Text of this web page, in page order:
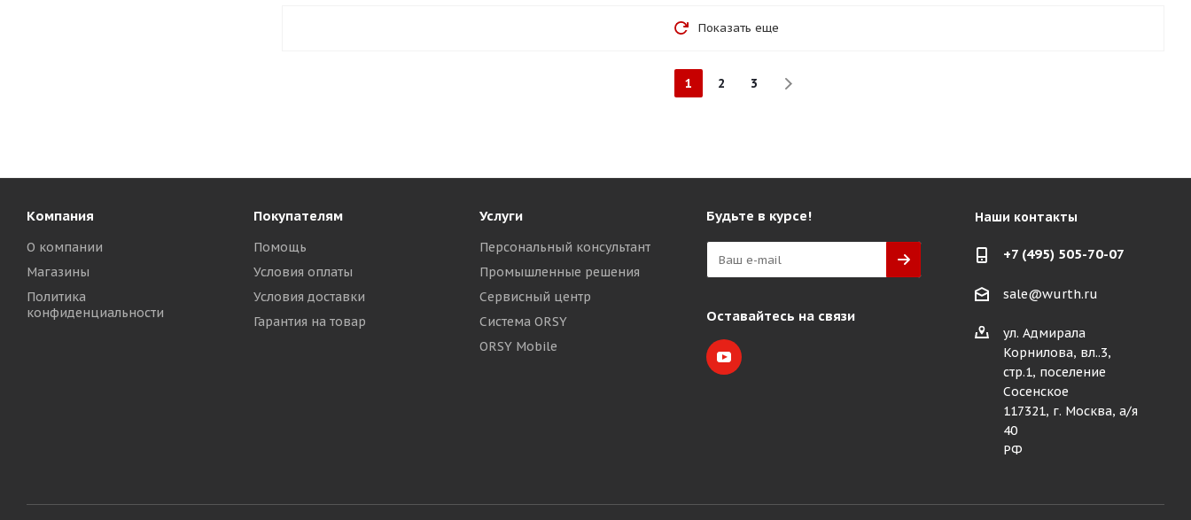
Показать еще
1 2 3
Компания
О компании
Магазины
Политика
конфиденциальности
Покупателям
Помощь
Условия оплаты
Условия доставки
Гарантия на товар
Услуги
Персональный консультант
Промышленные решения
Сервисный центр
Система ORSY
ORSY Mobile
Будьте в курсе!
Оставайтесь на связи
Наши контакты
+7 (495) 505-70-07
sale@wurth.ru
ул. Адмирала
Корнилова, вл..3,
стр.1, поселение
Сосенское
117321, г. Москва, а/я
40
РФ